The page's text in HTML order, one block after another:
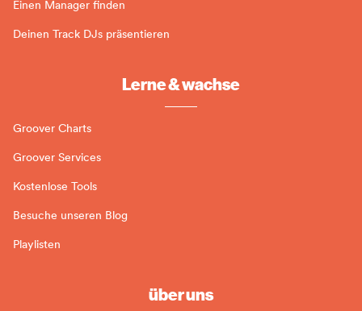
Einen Manager finden
Deinen Track DJs präsentieren
Lerne & wachse
Groover Charts
Groover Services
Kostenlose Tools
Besuche unseren Blog
Playlisten
über uns